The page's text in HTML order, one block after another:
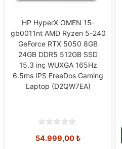
HP HyperX OMEN 15-
gb0011nt AMD Ryzen 5-240
GeForce RTX 5050 8GB
24GB DDR5 512GB SSD
15.3 inç WUXGA 165Hz
6.5ms IPS FreeDos Gaming
Laptop (D2QW7EA)
o
54.999,00₺